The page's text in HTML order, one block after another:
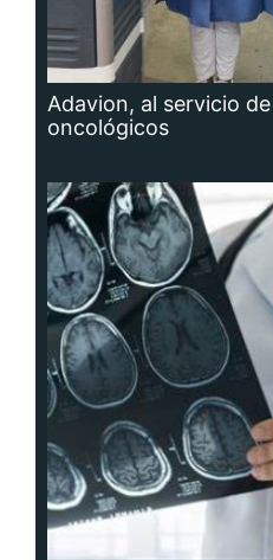
Adavion, al servicio
oncológicos